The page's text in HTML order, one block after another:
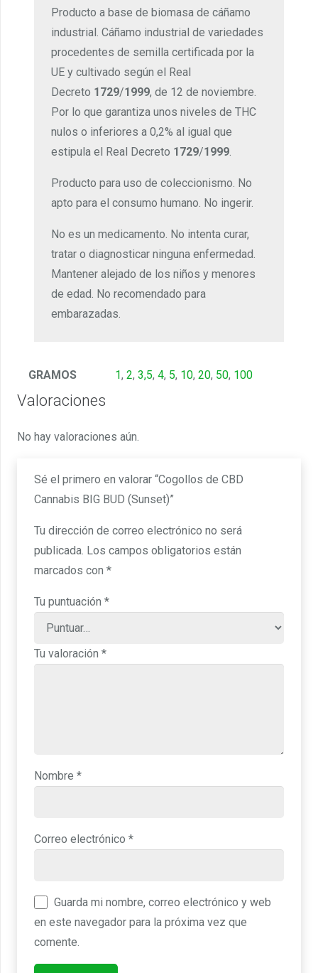
Producto a base de biomasa de cáñamo
industrial. Cáñamo industrial de variedades
procedentes de semilla certificada por la
UE y cultivado según el Real
Decreto 1729/1999, de 12 de noviembre.
Por lo que garantiza unos niveles de THC
nulos o inferiores a 0,2% al igual que
estipula el Real Decreto 1729/1999.
Producto para uso de coleccionismo. No
apto para el consumo humano. No ingerir.
No es un medicamento. No intenta curar,
tratar o diagnosticar ninguna enfermedad.
Mantener alejado de los niños y menores
de edad. No recomendado para
embarazadas.
GRAMOS 1, 2, 3,5, 4, 5, 10, 20, 50, 100
Valoraciones
No hay valoraciones aún.
Sé el primero en valorar “Cogollos de CBD
Cannabis BIG BUD (Sunset)”
Tu dirección de correo electrónico no será
publicada. Los campos obligatorios están
marcados con *
Tu puntuación *
Tu valoración *
Nombre *
Correo electrónico *
Guarda mi nombre, correo electrónico y web
en este navegador para la próxima vez que
comente.